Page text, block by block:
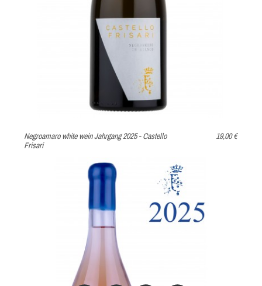
Negroamaro white wein Jahrgang 2025 - Castello
Frisari
19,00 €